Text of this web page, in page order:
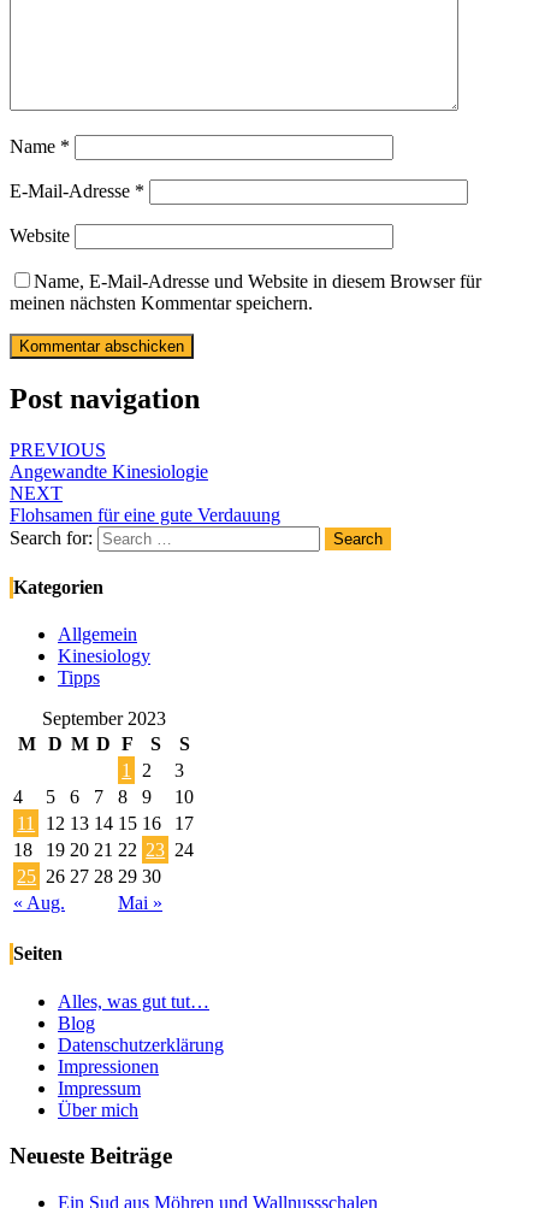
Name *
E-Mail-Adresse *
Website
Name, E-Mail-Adresse und Website in diesem Browser für
meinen nächsten Kommentar speichern.
Post navigation
PREVIOUS
Angewandte Kinesiologie
NEXT
Flohsamen für eine gute Verdauung
Search for:
Search
Kategorien
Allgemein
Kinesiology
Tipps
September 2023
M D M D F S S
« Aug. Mai »
1 2
3
4
5 6 7 8 9
10
11
12 13 14 15 16
17
18
19 20 21 22 23 24
25 26 27 28 29 30
Seiten
Alles, was gut tut…
Blog
Datenschutzerklärung
Impressionen
Impressum
Über mich
Neueste Beiträge
Ein Sud aus Möhren und Wallnussschalen